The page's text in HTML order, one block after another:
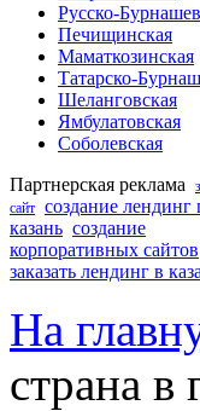
Русско-
Печищинская
Маматкозинская
Татарско-
Шеланговская
Ямбулатовская
Соболевская
Партнерская реклама
сайт создание лендинг
казань создание
корпоративных сайтов
заказать лендинг в
На
страна в